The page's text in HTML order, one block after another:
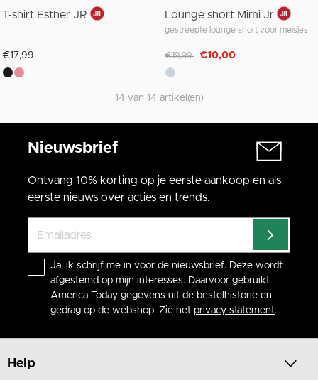
T-shirt Esther JR
€17,99
Lounge short Mimi Jr
gestreepte lounge short voor meisjes
Afgeprijsd van
€19,99 naar
€10,00
14 van 14 artikel(en)
Nieuwsbrief
Ontvang 10% korting op je eerste aankoop en als
eerste nieuws over acties en trends.
Ja, ik schrijf me in voor de nieuwsbrief. Deze wordt
afgestemd op mijn interesses. Daarvoor gebruikt
America Today gegevens uit de bestelhistorie en
gedrag op de webshop. Zie het privacy statement.
Help